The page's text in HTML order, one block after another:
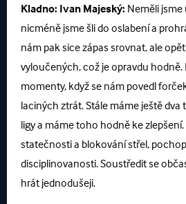
Kladno: Ivan Majeský: Neměli
nicméně jsme šli do oslabení a
nám pak sice zápas srovnat, ale
vyloučených, což je opravdu hodně.
momenty, když se nám povedl
laciných ztrát. Stále máme ještě dva
ligy a máme toho hodně ke
statečnosti a blokování střel,
disciplinovanosti. Soustředit se
hrát jednodušeji.